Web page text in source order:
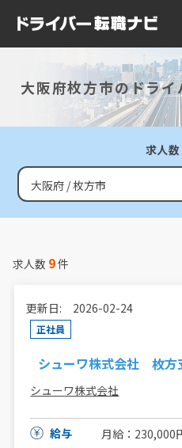
大阪府枚方市のドラ
求人数
大阪府 枚方市
求人数 9件
更新日: 2026-02-24
正社員
シューワ株式会社 枚方
シューワ株式会社
給与
月給：230,000